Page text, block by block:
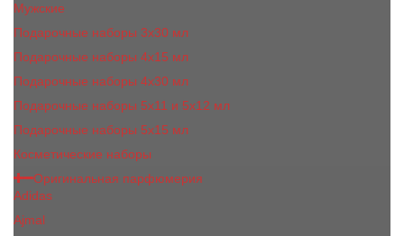
Мужские
Подарочные наборы 3х30 мл
Подарочные наборы 4x15 мл
Подарочные наборы 4x30 мл
Подарочные наборы 5x11 и 5х12 мл
Подарочные наборы 5x15 мл
Косметические наборы
Оригинальная парфюмерия
Adidas
Ajmal